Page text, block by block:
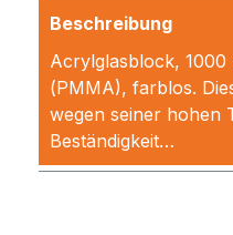
Beschreibung
Acrylglasblock,
(PMMA), farblos.
wegen seiner hohen
Beständigkeit…